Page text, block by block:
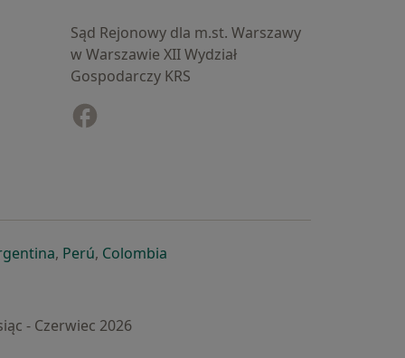
Sąd Rejonowy dla m.st. Warszawy
w Warszawie XII Wydział
Gospodarczy KRS
karcie
w nowej karcie
się w nowej karcie
otwiera się w nowej karcie
, Perúotwiera się w nowej karcie
, Colombiaotwiera się w nowej karcie
- Czerwiec 2026